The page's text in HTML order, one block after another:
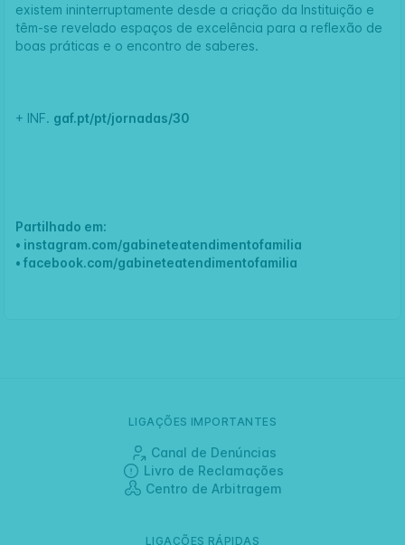
existem ininterruptamente desde a criação da Instituição e
têm-se revelado espaços de excelência para a reflexão de
boas práticas e o encontro de saberes.
+ INF. gaf.pt/pt/jornadas/30
Partilhado em:
• instagram.com/gabineteatendimentofamilia
• facebook.com/gabineteatendimentofamilia
LIGAÇÕES IMPORTANTES
Canal de Denúncias
Livro de Reclamações
Centro de Arbitragem
LIGAÇÕES RÁPIDAS